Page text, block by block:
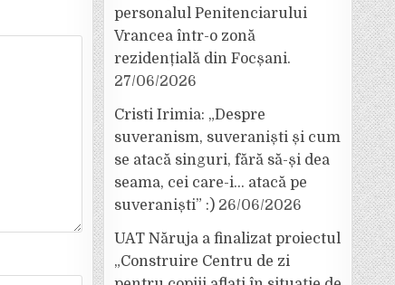
personalul Penitenciarului
Vrancea într-o zonă
rezidențială din Focșani.
27/06/2026
Cristi Irimia: „Despre
suveranism, suveraniști și cum
se atacă singuri, fără să-și dea
seama, cei care-i… atacă pe
suveraniști” :) 26/06/2026
UAT Năruja a finalizat proiectul
„Construire Centru de zi